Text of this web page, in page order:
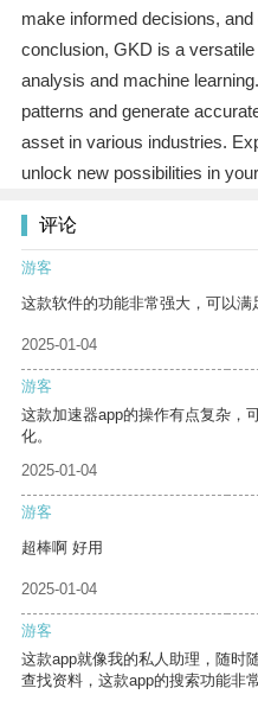
make informed decisions,
conclusion, GKD is a
analysis and machine
patterns and generate
asset in various industries.
unlock new possibilities in
评论
游客
这款软件的功能非常强大，可以满
2025-01-04
游客
这款加速器app的操作有点复杂，
化。
2025-01-04
游客
超棒啊 好用
2025-01-04
游客
这款app就像我的私人助理，随时
查找资料，这款app的搜索功能非